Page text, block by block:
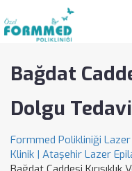
Bağdat
Dolgu
Formmed Polikliniği Lazer
Klinik | Ataşehir Lazer